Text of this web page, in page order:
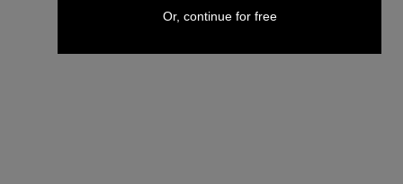
Or, continue for free